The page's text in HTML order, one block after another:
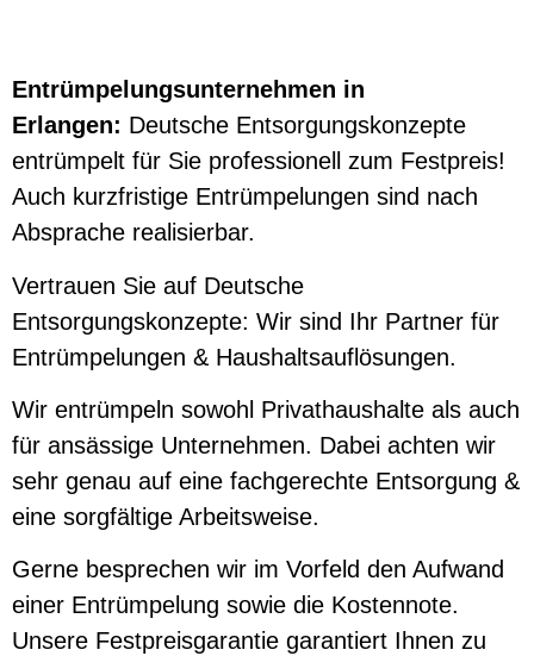
Entrümpelungsunternehmen in
Erlangen: Deutsche Entsorgungskonzepte
entrümpelt für Sie professionell zum Festpreis!
Auch kurzfristige Entrümpelungen sind nach
Absprache realisierbar.
Vertrauen Sie auf Deutsche
Entsorgungskonzepte: Wir sind Ihr Partner für
Entrümpelungen & Haushaltsauflösungen.
Wir entrümpeln sowohl Privathaushalte als auch
für ansässige Unternehmen. Dabei achten wir
sehr genau auf eine fachgerechte Entsorgung &
eine sorgfältige Arbeitsweise.
Gerne besprechen wir im Vorfeld den Aufwand
einer Entrümpelung sowie die Kostennote.
Unsere Festpreisgarantie garantiert Ihnen zu